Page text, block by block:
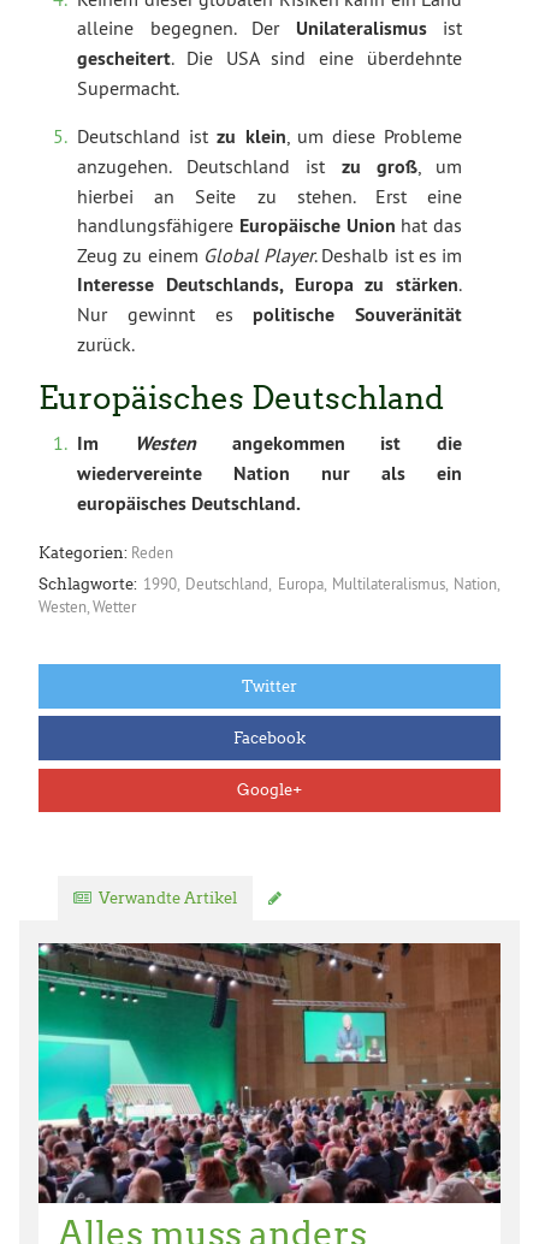
alleine begegnen. Der Unilateralismusist
gescheitert. Die USA sind eine überdehnte
Supermacht.
Deutschland istzu klein , um diese Probleme
anzugehen. Deutschland ist zu groß, um
hierbei an Seite zu stehen. Erst eine
handlungsfähigere Europäische Union hat das
Zeug zu einem Global Player. Deshalb ist es im
Interesse Deutschlands, Europa zu stärken.
Nur gewinnt es politische Souveränität
zurück.
Europäisches Deutschland
Im Westenangekommen ist die
wiedervereinte Nation nur als ein
europäisches Deutschland.
Kategorien: Reden
Schlagworte: 1990 Deutschland Europa, Multilateralismus, Nation
Westen Wetter
Twitter
Facebook
Google+
Verwandte Artikel
Alles muss anders